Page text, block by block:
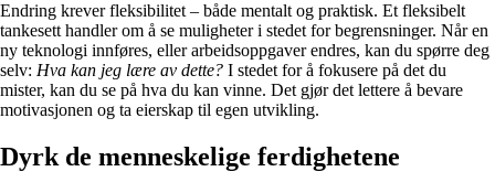
Endring krever fleksibilitet – både mentalt og praktisk. Et fleksibelt
tankesett handler om å se muligheter i stedet for begrensninger. Når en
ny teknologi innføres, eller arbeidsoppgaver endres, kan du spørre deg
selv: Hva kan jeg lære av dette? I stedet for å fokusere på det du
mister, kan du se på hva du kan vinne. Det gjør det lettere å bevare
motivasjonen og ta eierskap til egen utvikling.
Dyrk de menneskelige ferdighetene